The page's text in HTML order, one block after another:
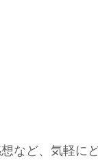
など、気軽に